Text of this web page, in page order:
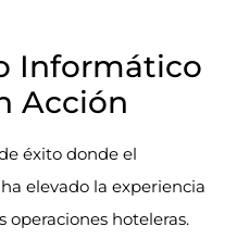
Informático
Acción
éxito donde el
elevado la experiencia
hoteleras.